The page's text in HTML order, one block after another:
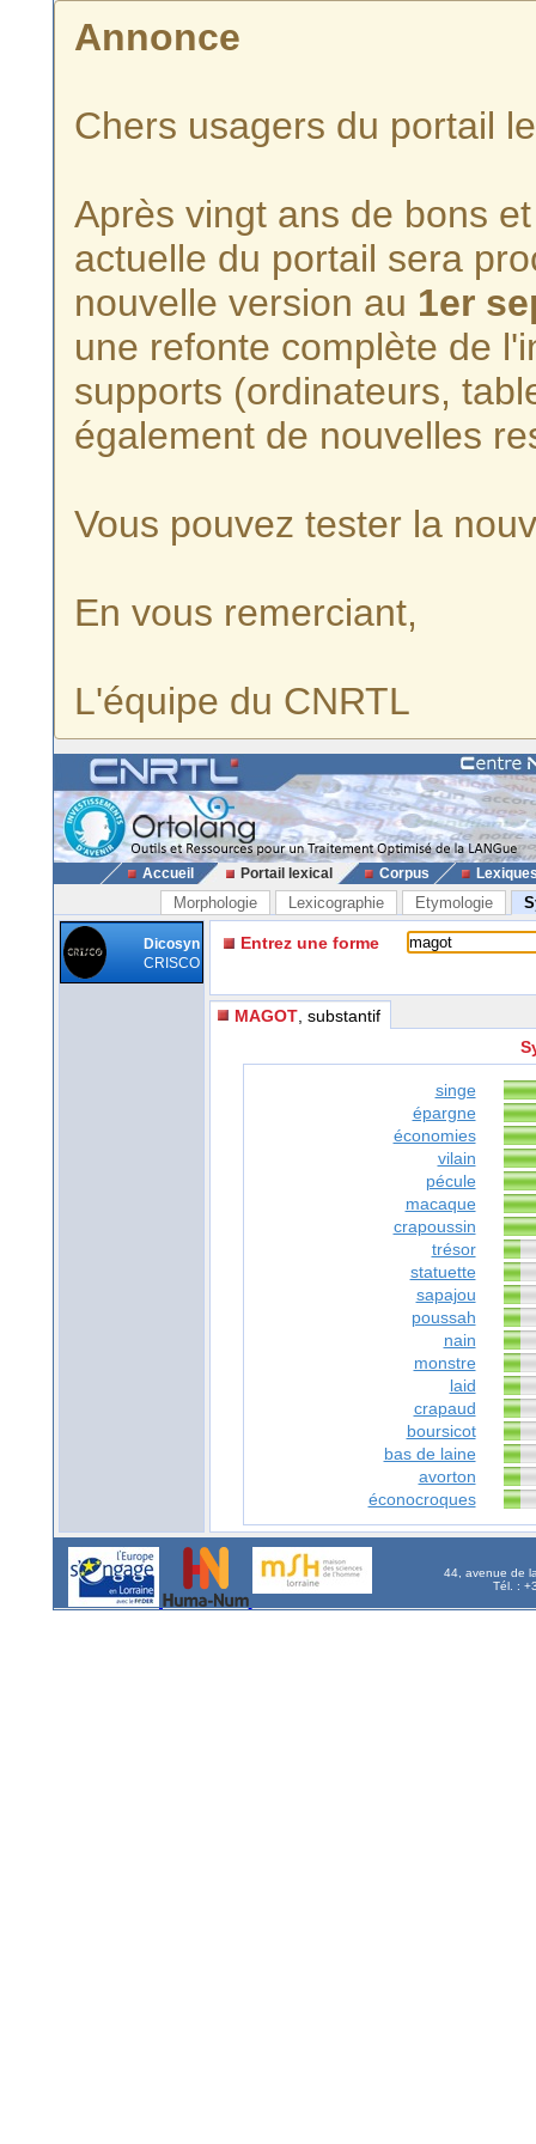
Annonce
Chers usagers du portail
Après vingt ans de bons
actuelle du portail sera
nouvelle version au 1er
une refonte complète de
supports (ordinateurs,
également de nouvelles
Vous pouvez tester la
En vous remerciant,
L'équipe du CNRTL
Accueil Portail lexical Corpus
Morphologie Lexicographie Etymologie
Dicosyn
CRISCO
Entrez une forme
MAGOT , substantif
singe
épargne
économies
vilain
pécule
macaque
crapoussin
trésor
statuette
sapajou
poussah
nain
monstre
laid
crapaud
boursicot
bas de laine
avorton
éconocroques
44, avenue de
Tél. :